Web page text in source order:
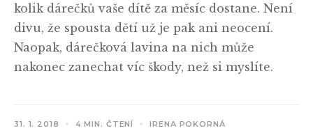
kolik dárečků vaše dítě za měsíc dostane. Není
divu, že spousta dětí už je pak ani neocení.
Naopak, dárečková lavina na nich může
nakonec zanechat víc škody, než si myslíte.
31. 1. 2018 4 MIN. ČTENÍ IRENA POKORNÁ